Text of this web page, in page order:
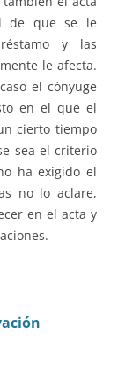
de que se le
y las
le afecta.
el cónyuge
en el que el
cierto tiempo
sea el criterio
ha exigido el
no lo aclare,
en el acta y